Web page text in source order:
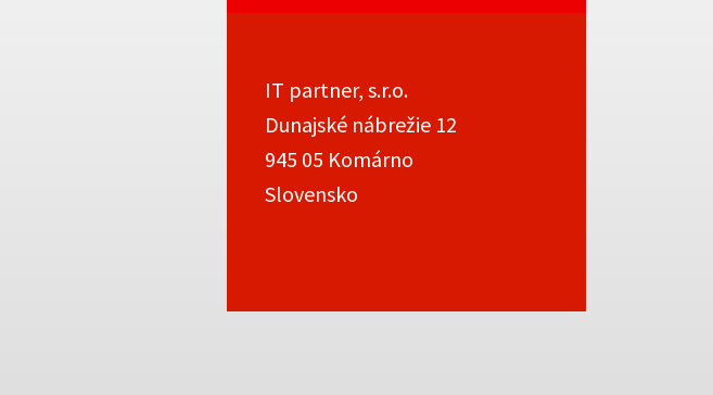
IT partner, s.r.o.
Dunajské nábrežie 12
945 05 Komárno
Slovensko